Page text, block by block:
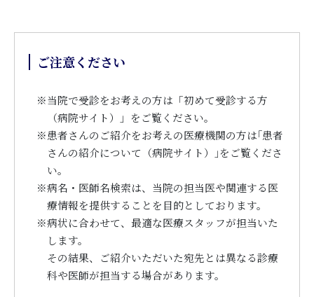
ご注意ください
※当院で受診をお考えの方は「初めて受診する方
（病院サイト）」をご覧ください。
※患者さんのご紹介をお考えの医療機関の方は｢患者
さんの紹介について（病院サイト）｣をご覧くださ
い。
※病名・医師名検索は、当院の担当医や関連する医
療情報を提供することを目的としております。
※病状に合わせて、最適な医療スタッフが担当いた
します。
その結果、ご紹介いただいた宛先とは異なる診療
科や医師が担当する場合があります。